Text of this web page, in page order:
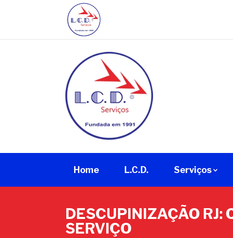
Home L.C.D. Serviços
DESCUPINIZAÇÃO RJ:
SERVIÇO